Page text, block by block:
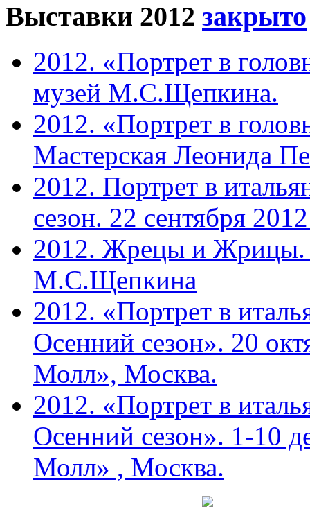
Выставки 2012
2012. «Портрет в
музей М.С.Щепкина.
2012. «Портрет в
Мастерская Леонида
2012. Портрет в
сезон. 22 сентября
2012. Жрецы и Жрицы.
М.С.Щепкина
2012. «Портрет в
Осенний сезон». 20
Молл», Москва.
2012. «Портрет в
Осенний сезон». 1-10
Молл» , Москва.